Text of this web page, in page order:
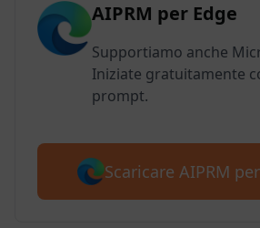
AIPRM per Edge
Supportiamo anche
Iniziate gratuitamente
prompt.
Scaricare AIPRM